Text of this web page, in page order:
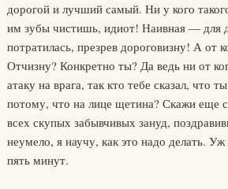
дорогой и лучший самый. Ни у кого
им зубы чистишь, идиот! Наивная — для
потратилась, презрев дороговизну! А от
Отчизну? Конкретно ты? Да ведь ни от
атаку на врага, так кто тебе сказал, что
потому, что на лице щетина? Скажи еще
всех скупых забывчивых зануд,
неумело, я научу, как это надо делать.
пять минут.